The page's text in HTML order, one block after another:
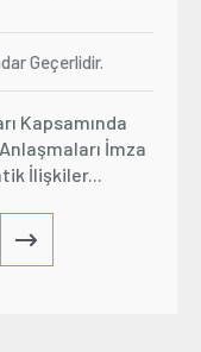
Geçerlidir.
Kapsamında
İmza
İlişkiler...